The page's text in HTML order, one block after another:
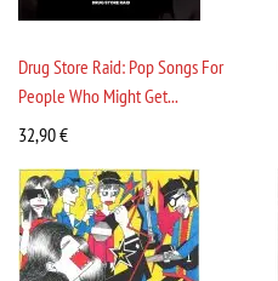
Drug Store Raid: Pop Songs For
People Who Might Get...
32,90€